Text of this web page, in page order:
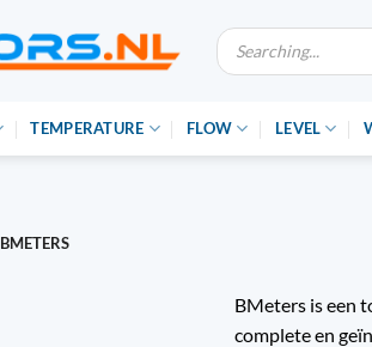
Producten
zoeken
TEMPERATURE FLOW LEVEL
BMETERS
BMeters is een
complete en